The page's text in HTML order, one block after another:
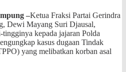
–Ketua Fraksi Partai Gerindra
Dewi Mayang Suri Djausal,
kepada jajaran Polda
kasus dugaan Tindak
yang melibatkan korban asal